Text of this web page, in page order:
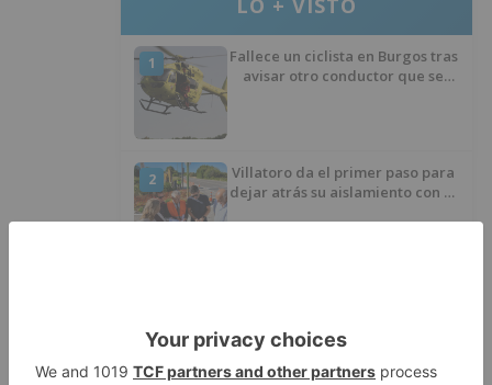
LO + VISTO
1
Fallece un ciclista en Burgos tras
avisar otro conductor que se
2
Villatoro da el primer paso para
dejar atrás su aislamiento con el
entre un turismo y un camión